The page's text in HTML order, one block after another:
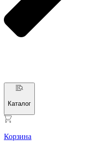
Каталог
Корзина